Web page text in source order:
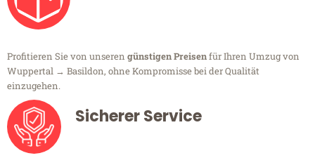
Profitieren Sie von unseren günstigen Preisenfür Ihren Umzug von
Wuppertal → Basildon, ohne Kompromisse bei der Qualität
einzugehen.
Sicherer Service